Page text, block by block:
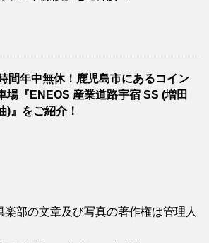
間年中無休！鹿児島市にあるコイン
場『ENEOS 産業道路宇宿 SS (増田
)』をご紹介！
楽部の文章及び写真の著作権は管理人